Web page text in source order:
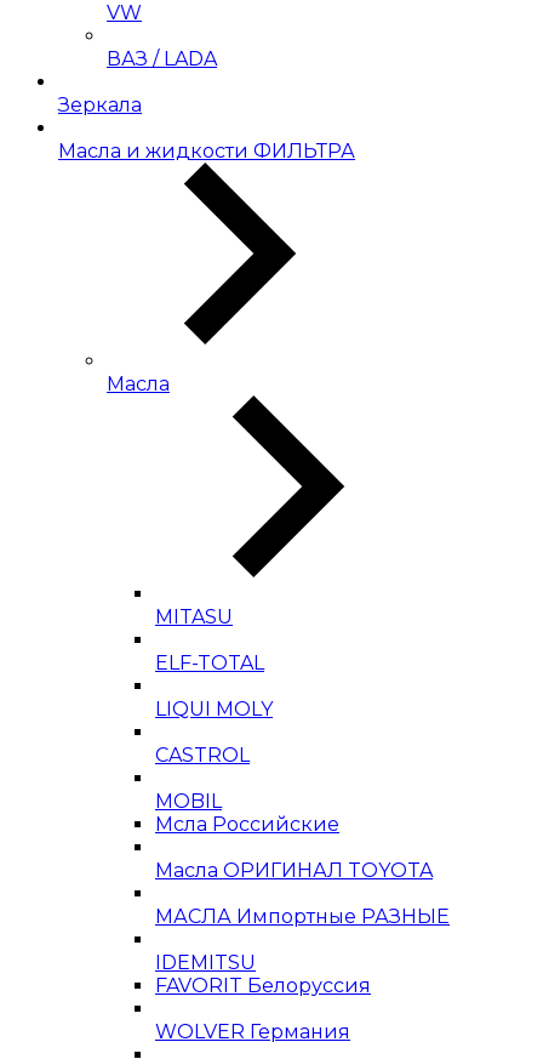
VW
ВАЗ / LADA
Зеркала
Масла и жидкости ФИЛЬТРА
Масла
MITASU
ELF-TOTAL
LIQUI MOLY
CASTROL
MOBIL
Мсла Российские
Масла ОРИГИНАЛ TOYOTA
МАСЛА Импортные РАЗНЫЕ
IDEMITSU
FAVORIT Белоруссия
WOLVER Германия